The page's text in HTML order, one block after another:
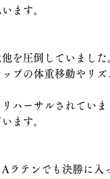
ます。
を圧倒していました
プの体重移動やリズ
ハーサルされていま
ます。
ラテンでも決勝に入